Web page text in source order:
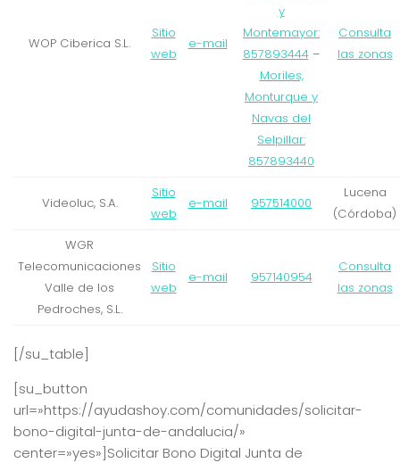
WOP Ciberica S.L.
Sitio
web
e-mail
y
Montemayor:
857893444–
Moriles,
Monturque y
Navas del
Selpillar:
857893440
Consulta
las zonas
Videoluc, S.A.
Sitio
web
e-mail 957514000
Lucena
(Córdoba)
WGR
Telecomunicaciones
Valle de los
Pedroches, S.L.
Sitio
web
e-mail 957140954
Consulta
las zonas
[/su_table]
[su_button
url=»https://ayudashoy.com/comunidades/solicitar-
bono-digital-junta-de-andalucia/»
center=»yes»]Solicitar Bono Digital Junta de